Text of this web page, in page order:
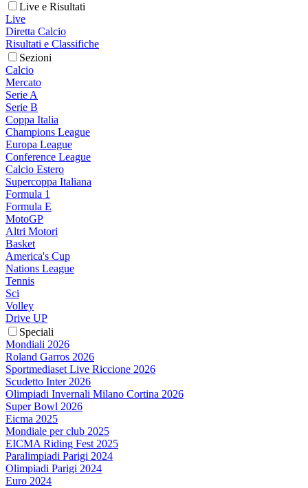
Live e Risultati
Live
Diretta Calcio
Risultati e Classifiche
Sezioni
Calcio
Mercato
Serie A
Serie B
Coppa Italia
Champions League
Europa League
Conference League
Calcio Estero
Supercoppa Italiana
Formula 1
Formula E
MotoGP
Altri Motori
Basket
America's Cup
Nations League
Tennis
Sci
Volley
Drive UP
Speciali
Mondiali 2026
Roland Garros 2026
Sportmediaset Live Riccione 2026
Scudetto Inter 2026
Olimpiadi Invernali Milano Cortina 2026
Super Bowl 2026
Eicma 2025
Mondiale per club 2025
EICMA Riding Fest 2025
Paralimpiadi Parigi 2024
Olimpiadi Parigi 2024
Euro 2024